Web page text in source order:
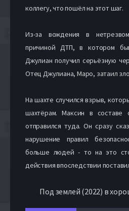
коллегу, что пошёл на этот шаг.
Из-за вождения в
причиной ДТП, в котором
Джулиан получил серьёзную
Отец Джулиана, Маро, затаил
На шахте случился взрыв,
шахтёрам. Максин в составе
отправился туда. Он сразу
нарушение правил
больше людей - то на это
действия впоследствии
Под землей (2022) в